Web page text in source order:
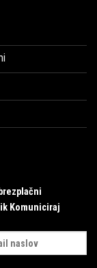
Komuniciraj